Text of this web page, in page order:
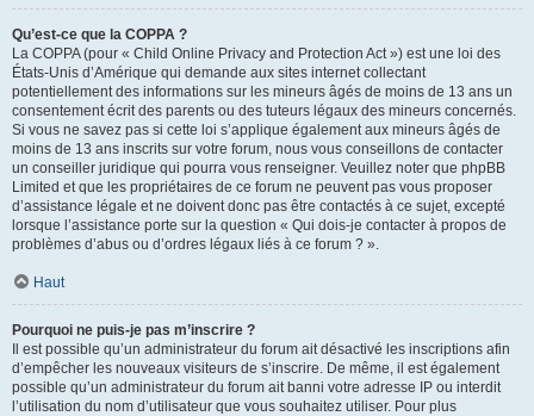
Qu’est-ce que la COPPA ?
La COPPA (pour « Child Online Privacy and Protection Act ») est une loi des
États-Unis d’Amérique qui demande aux sites internet collectant
potentiellement des informations sur les mineurs âgés de moins de 13 ans un
consentement écrit des parents ou des tuteurs légaux des mineurs concernés.
Si vous ne savez pas si cette loi s’applique également aux mineurs âgés de
moins de 13 ans inscrits sur votre forum, nous vous conseillons de contacter
un conseiller juridique qui pourra vous renseigner. Veuillez noter que phpBB
Limited et que les propriétaires de ce forum ne peuvent pas vous proposer
d’assistance légale et ne doivent donc pas être contactés à ce sujet, excepté
lorsque l’assistance porte sur la question « Qui dois-je contacter à propos de
problèmes d’abus ou d’ordres légaux liés à ce forum ? ».
Haut
Pourquoi ne puis-je pas m’inscrire ?
Il est possible qu’un administrateur du forum ait désactivé les inscriptions afin
d’empêcher les nouveaux visiteurs de s’inscrire. De même, il est également
possible qu’un administrateur du forum ait banni votre adresse IP ou interdit
l’utilisation du nom d’utilisateur que vous souhaitez utiliser. Pour plus